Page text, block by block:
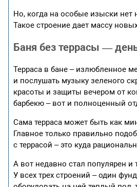
Но, когда на особые изыски нет
Такое строение дает массу
Баня без террасы —
Терраса в бане – излюбленное
и послушать музыку зеленого
красоты и защиты вечером от
барбекю – вот и полноценный
Сама терраса может быть как
Главное только правильно
с террасой – это куда
А вот недавно стал популярен и
У всех трех строений – один